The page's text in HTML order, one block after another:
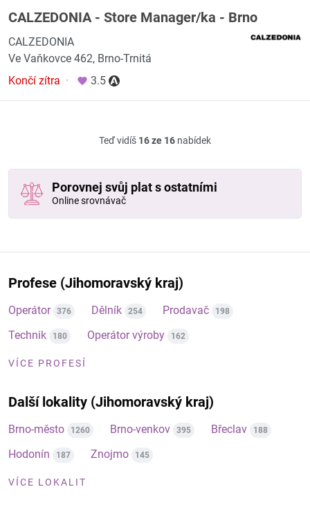
CALZEDONIA - Store Manager/ka - Brno
CALZEDONIA
Ve Vaňkovce 462, Brno-Trnitá
Končí zítra · 3.5
Teď vidíš 16 ze 16 nabídek
Porovnej svůj plat s ostatními
Online srovnávač
Profese (Jihomoravský kraj)
Operátor 376 Dělník 254 Prodavač 198
Technik 180 Operátor výroby 162
VÍCE PROFESÍ
Další lokality (Jihomoravský kraj)
Brno-město 1260 Brno-venkov 395 Břeclav 188
Hodonín 187 Znojmo 145
VÍCE LOKALIT